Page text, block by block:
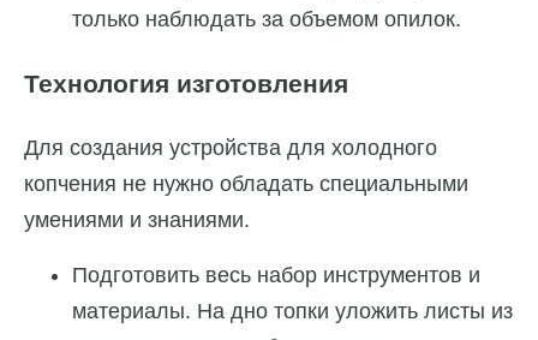
только наблюдать за объемом опилок.
Технология изготовления
Для создания устройства для холодного
копчения не нужно обладать специальными
умениями и знаниями.
Подготовить весь набор инструментов и
материалы. На дно топки уложить листы из